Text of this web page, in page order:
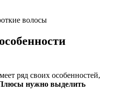
ряд своих особенностей,
нужно выделить